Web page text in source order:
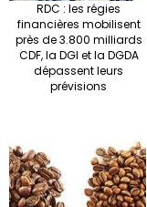
RDC : les régies
financières mobilisent
près de 3.800 milliards
CDF, la DGI et la DGDA
dépassent leurs
prévisions